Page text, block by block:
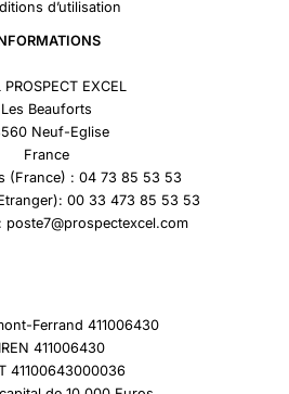
d’utilisation
PROSPECT EXCEL
Les Beauforts
Neuf-Eglise
France
(France) : 04 73 85 53 53
00 33 473 85 53 53
poste7@prospectexcel.com
Ferrand 411006430
411006430
41100643000036